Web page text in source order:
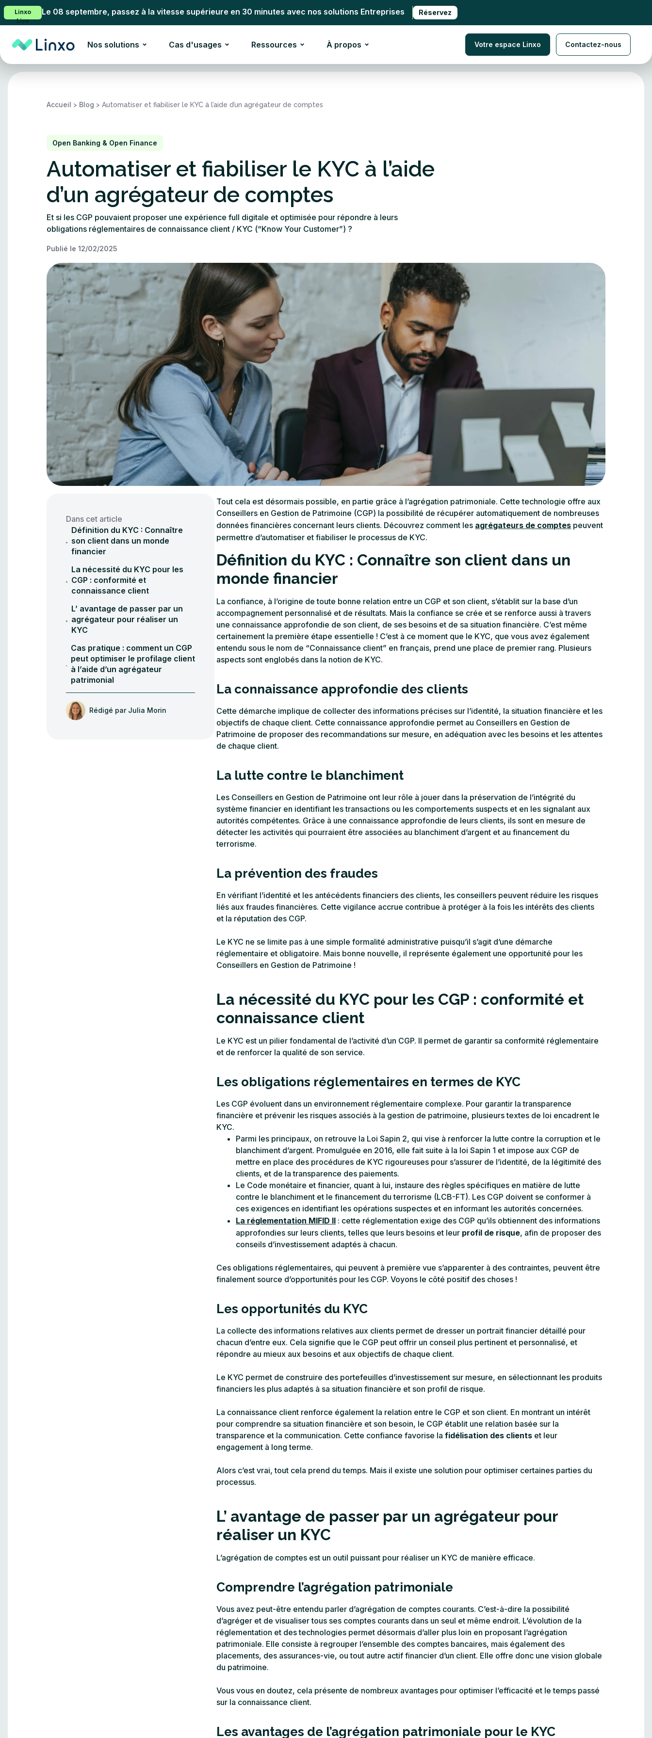
Linxo
Live
Le 08 septembre, passez à la vitesse supérieure en 30 minutes avec nos solutions Entreprises Réservez
Nos solutions Cas d'usages Ressources À propos Contactez-nous
Votre espace Linxo
Accueil > Blog > Automatiser et fiabiliser le KYC à l’aide d’un agrégateur de comptes
Open Banking & Open Finance
Automatiser et fiabiliser le KYC à l’aide
d’un agrégateur de comptes
Et si les CGP pouvaient proposer une expérience full digitale et optimisée pour répondre à leurs
obligations réglementaires de connaissance client / KYC (“Know Your Customer”) ?
Publié le 12/02/2025
Dans cet article
Définition du KYC : Connaître
son client dans un monde
financier
La nécessité du KYC pour les
CGP : conformité et
connaissance client
L’ avantage de passer par un
agrégateur pour réaliser un
KYC
Cas pratique : comment un CGP
peut optimiser le profilage client
à l’aide d’un agrégateur
patrimonial
Rédigé parJulia Morin
Tout cela est désormais possible, en partie grâce à l’agrégation patrimoniale. Cette technologie offre aux
Conseillers en Gestion de Patrimoine (CGP) la possibilité de récupérer automatiquement de nombreuses
données financières concernant leurs clients. Découvrez comment les agrégateurs de comptes peuvent
permettre d’automatiser et fiabiliser le processus de KYC.
Définition du KYC : Connaître son client dans un
monde financier
La confiance, à l’origine de toute bonne relation entre un CGP et son client, s’établit sur la base d’un
accompagnement personnalisé et de résultats. Mais la confiance se crée et se renforce aussi à travers
une connaissance approfondie de son client, de ses besoins et de sa situation financière. C’est même
certainement la première étape essentielle ! C’est à ce moment que le KYC, que vous avez également
entendu sous le nom de “Connaissance client” en français, prend une place de premier rang. Plusieurs
aspects sont englobés dans la notion de KYC.
La connaissance approfondie des clients
Cette démarche implique de collecter des informations précises sur l’identité, la situation financière et les
objectifs de chaque client. Cette connaissance approfondie permet au Conseillers en Gestion de
Patrimoine de proposer des recommandations sur mesure, en adéquation avec les besoins et les attentes
de chaque client.
La lutte contre le blanchiment
Les Conseillers en Gestion de Patrimoine ont leur rôle à jouer dans la préservation de l’intégrité du
système financier en identifiant les transactions ou les comportements suspects et en les signalant aux
autorités compétentes. Grâce à une connaissance approfondie de leurs clients, ils sont en mesure de
détecter les activités qui pourraient être associées au blanchiment d’argent et au financement du
terrorisme.
La prévention des fraudes
En vérifiant l’identité et les antécédents financiers des clients, les conseillers peuvent réduire les risques
liés aux fraudes financières. Cette vigilance accrue contribue à protéger à la fois les intérêts des clients
et la réputation des CGP.
Le KYC ne se limite pas à une simple formalité administrative puisqu’il s’agit d’une démarche
réglementaire et obligatoire. Mais bonne nouvelle, il représente également une opportunité pour les
Conseillers en Gestion de Patrimoine !
La nécessité du KYC pour les CGP : conformité et
connaissance client
Le KYC est un pilier fondamental de l’activité d’un CGP. Il permet de garantir sa conformité réglementaire
et de renforcer la qualité de son service.
Les obligations réglementaires en termes de KYC
Les CGP évoluent dans un environnement réglementaire complexe. Pour garantir la transparence
financière et prévenir les risques associés à la gestion de patrimoine, plusieurs textes de loi encadrent le
KYC.
Parmi les principaux, on retrouve la Loi Sapin 2, qui vise à renforcer la lutte contre la corruption et le
blanchiment d’argent. Promulguée en 2016, elle fait suite à la loi Sapin 1 et impose aux CGP de
mettre en place des procédures de KYC rigoureuses pour s’assurer de l’identité, de la légitimité des
clients, et de la transparence des paiements.
Le Code monétaire et financier, quant à lui, instaure des règles spécifiques en matière de lutte
contre le blanchiment et le financement du terrorisme (LCB-FT). Les CGP doivent se conformer à
ces exigences en identifiant les opérations suspectes et en informant les autorités concernées.
La réglementation MIFID II : cette réglementation exige des CGP qu’ils obtiennent des informations
approfondies sur leurs clients, telles que leurs besoins et leur profil de risque, afin de proposer des
conseils d’investissement adaptés à chacun.
Ces obligations réglementaires, qui peuvent à première vue s’apparenter à des contraintes, peuvent être
finalement source d’opportunités pour les CGP. Voyons le côté positif des choses !
Les opportunités du KYC
La collecte des informations relatives aux clients permet de dresser un portrait financier détaillé pour
chacun d’entre eux. Cela signifie que le CGP peut offrir un conseil plus pertinent et personnalisé, et
répondre au mieux aux besoins et aux objectifs de chaque client.
Le KYC permet de construire des portefeuilles d’investissement sur mesure, en sélectionnant les produits
financiers les plus adaptés à sa situation financière et son profil de risque.
La connaissance client renforce également la relation entre le CGP et son client. En montrant un intérêt
pour comprendre sa situation financière et son besoin, le CGP établit une relation basée sur la
transparence et la communication. Cette confiance favorise lafidélisation des clients et leur
engagement à long terme.
Alors c’est vrai, tout cela prend du temps. Mais il existe une solution pour optimiser certaines parties du
processus.
L’ avantage de passer par un agrégateur pour
réaliser un KYC
L’agrégation de comptes est un outil puissant pour réaliser un KYC de manière efficace.
Comprendre l’agrégation patrimoniale
Vous avez peut-être entendu parler d’agrégation de comptes courants. C’est-à-dire la possibilité
d’agréger et de visualiser tous ses comptes courants dans un seul et même endroit. L’évolution de la
réglementation et des technologies permet désormais d’aller plus loin en proposant l’agrégation
patrimoniale. Elle consiste à regrouper l’ensemble des comptes bancaires, mais également des
placements, des assurances-vie, ou tout autre actif financier d’un client. Elle offre donc une vision globale
du patrimoine.
Vous vous en doutez, cela présente de nombreux avantages pour optimiser l’efficacité et le temps passé
sur la connaissance client.
Les avantages de l’agrégation patrimoniale pour le KYC